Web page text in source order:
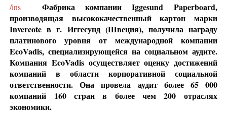
/ins
Фабрика компании Iggesund Paperboard,
производящая высококачественный картон марки
Invercote в г. Иггесунд (Швеция), получила награду
платинового уровня от международной компании
EcoVadis, специализирующейся на социальном аудите.
Компания EcoVadis осуществляет оценку достижений
компаний в области корпоративной социальной
ответственности. Она провела аудит более 65 000
компаний 160 стран в более чем 200 отраслях
экономики.